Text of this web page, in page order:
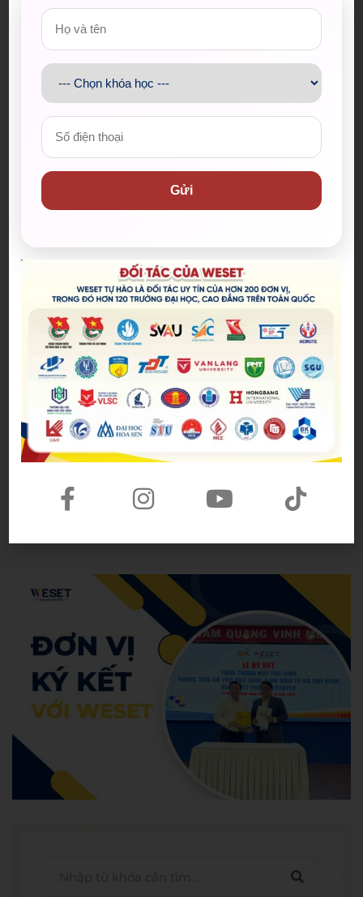
thụ nhé. Vì việc bạn luyện tập và việc thực sự sử
dụng ngôn ngữ là hai việc hoàn toàn khác nhau.
Tim đập chân run mà vẫn “fluent” thì mới là hay
nhé! Vậy nói chuyện với ai bây giờ? Nói với bạn bè
riết cũng chán. Bạn có thể đi “săn Tây”, các người
bạn quốc tế sẽ sẵn sàng giúp đỡ nếu bạn nhờ một
cách lịch sự. Các câu lạc bộ Tiếng Anh cũng là một
lựa chọn không tồi. Nhưng nếu ngoài kia có khó
khăn quá thì về đây cóSpeaking Clubcủa WESET
Rất nhiều những bạn trẻ bị ảnh hưởng tiêu cực khi
cái sai của mình bị chỉ ra và cảm thấy việc học tiếng
anh thật ngán ngẩm. Nhưng sự thật là gì? Không ai
là hoàn hảo và để từng bước tiệm cận sự hoàn hảo
khi sử dụng ngôn ngữ thì bạn phải chấp nhận rằng
mình sẽ sai. Nhưng sai ở đây là điều hoàn toàn có lợi
cho bạn. Sai thì mới được sửa, và từ đó cố gắng
không sai những tương tự đó trong tương lai. Ngay
cả người bản ngữ đôi khi cũng sai nên chúng ta hãy
vững tâm nhé!
Tìm hiểu thêm các phương pháp và kiến thức bổ
Gửi